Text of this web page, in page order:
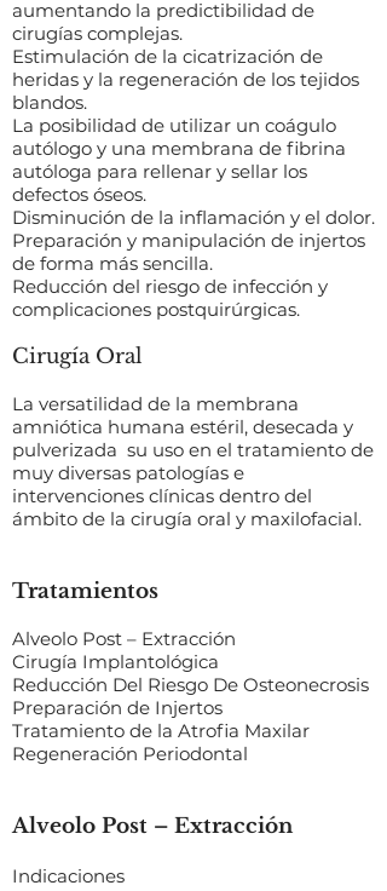
aumentando la predictibilidad de
cirugías complejas.
Estimulación de la cicatrización de
heridas y la regeneración de los tejidos
blandos.
La posibilidad de utilizar un coágulo
autólogo y una membrana de fibrina
autóloga para rellenar y sellar los
defectos óseos.
Disminución de la inflamación y el dolor.
Preparación y manipulación de injertos
de forma más sencilla.
Reducción del riesgo de infección y
complicaciones postquirúrgicas.
Cirugía Oral
La versatilidad de la membrana
amniótica humana estéril, desecada y
pulverizada su uso en el tratamiento de
muy diversas patologías e
intervenciones clínicas dentro del
ámbito de la cirugía oral y maxilofacial.
Tratamientos
Alveolo Post – Extracción
Cirugía Implantológica
Reducción Del Riesgo De Osteonecrosis
Preparación de Injertos
Tratamiento de la Atrofia Maxilar
Regeneración Periodontal
Alveolo Post – Extracción
Indicaciones